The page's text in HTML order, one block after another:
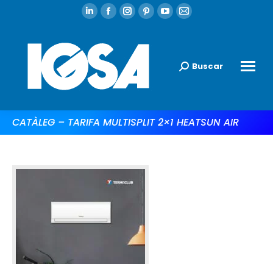
Buscar
CATÀLEG – TARIFA MULTISPLIT 2×1 HEATSUN AIR